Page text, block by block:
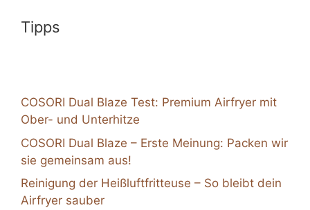
Tipps
COSORI Dual Blaze Test: Premium Airfryer mit
Ober- und Unterhitze
COSORI Dual Blaze – Erste Meinung: Packen wir
sie gemeinsam aus!
Reinigung der Heißluftfritteuse – So bleibt dein
Airfryer sauber